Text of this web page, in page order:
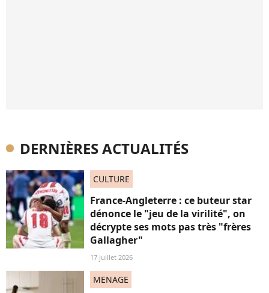
DERNIÈRES ACTUALITÉS
CULTURE
France-Angleterre : ce buteur star
dénonce le "jeu de la virilité", on
décrypte ses mots pas très "frères
Gallagher"
17 juillet 2026
MENAGE